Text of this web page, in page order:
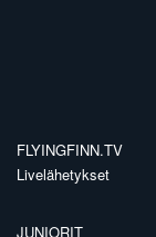
FLYINGFINN.TV
Livelähetykset
JUNIORIT